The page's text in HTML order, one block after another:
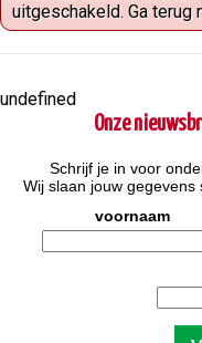
o
n
e
uitgeschakeld. Ga terug
undefined
Onze
Schrijf je in voor
Wij slaan jouw
voornaam